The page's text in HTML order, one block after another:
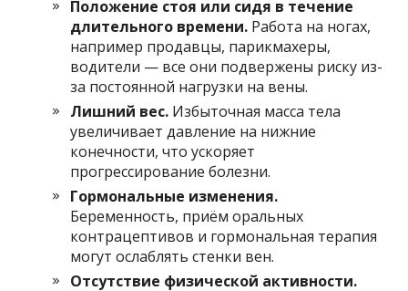
Положение стоя или сидя в течение
длительного времени. Работа на ногах,
например продавцы, парикмахеры,
водители — все они подвержены риску из-
за постоянной нагрузки на вены.
Лишний вес. Избыточная масса тела
увеличивает давление на нижние
конечности, что ускоряет
прогрессирование болезни.
Гормональные изменения.
Беременность, приём оральных
контрацептивов и гормональная терапия
могут ослаблять стенки вен.
Отсутствие физической активности.